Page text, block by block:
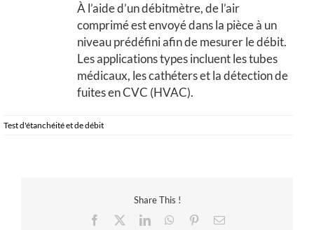
À l’aide d’un débitmètre, de l’air
comprimé est envoyé dans la pièce à un
niveau prédéfini afin de mesurer le débit.
Les applications types incluent les tubes
médicaux, les cathéters et la détection de
fuites en CVC (HVAC).
Test d'étanchéité et de débit
Share This !
Facebook
LinkedInWhatsApp
PinterestEmail